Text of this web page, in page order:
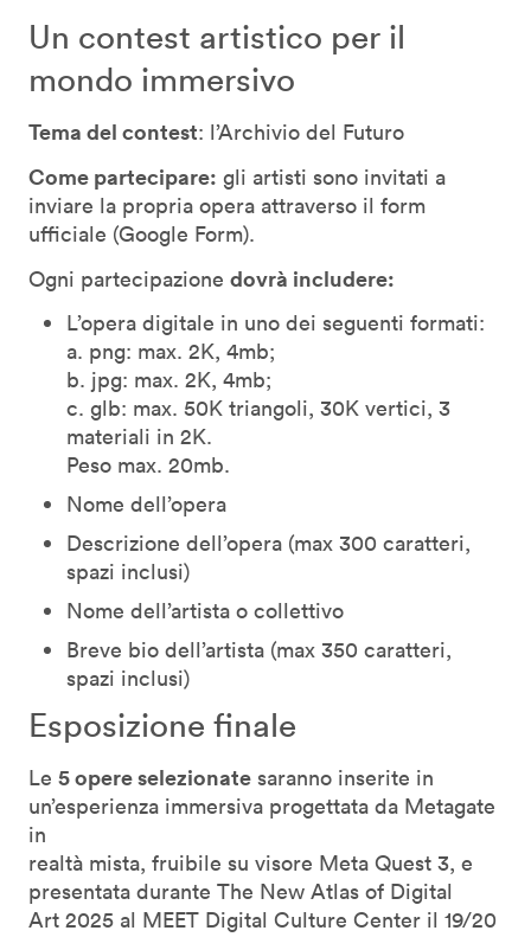
Un contest artistico per il
mondo immersivo
Tema del contest: l’Archivio del Futuro
Come partecipare: gli artisti sono invitati a
inviare la propria opera attraverso il form
ufficiale (Google Form).
Ogni partecipazione dovrà includere:
L’opera digitale in uno dei seguenti formati:
a. png: max. 2K, 4mb;
b. jpg: max. 2K, 4mb;
c. glb: max. 50K triangoli, 30K vertici, 3
materiali in 2K.
Peso max. 20mb.
Nome dell’opera
Descrizione dell’opera (max 300 caratteri,
spazi inclusi)
Nome dell’artista o collettivo
Breve bio dell’artista (max 350 caratteri,
spazi inclusi)
Esposizione finale
Le 5 opere selezionate saranno inserite in
un’esperienza immersiva progettata da Metagate
in
realtà mista, fruibile su visore Meta Quest 3, e
presentata durante The New Atlas of Digital
Art 2025 al MEET Digital Culture Center il 19/20